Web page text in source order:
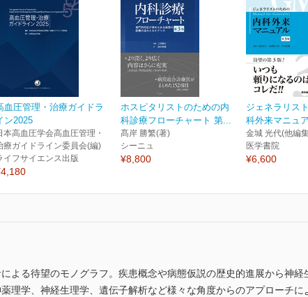
血圧管理・治療ガイドラ
ン2025
本高血圧学会高血圧管理・
療ガイドライン委員会(編)
イフサイエンス出版
ホスピタリストのための内
科診療フローチャート 第...
髙岸 勝繁(著)
シーニュ
¥8,800
ジェネラリス
科外来マニュ
金城 光代(他編
医学書院
¥6,600
よる待望のモノグラフ。疾患概念や病態仮説の歴史的進展から神経
理学、神経生理学、遺伝子解析など様々な角度からのアプローチ